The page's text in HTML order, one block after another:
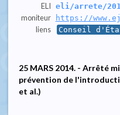
ELI eli/arrete/
moniteur https://
liens Conseil
25 MARS 2014. - Arrêté
prévention de
et al.)